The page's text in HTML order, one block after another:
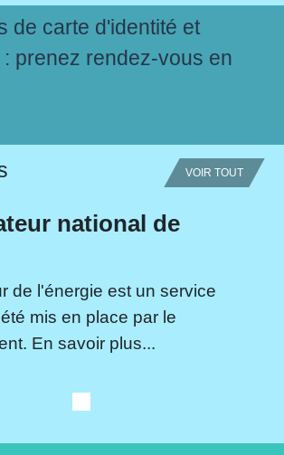
de carte d'identité et
prenez rendez-vous en
VOIR TOUT
national de
de l'énergie est un service
mis en place par le
En savoir plus...